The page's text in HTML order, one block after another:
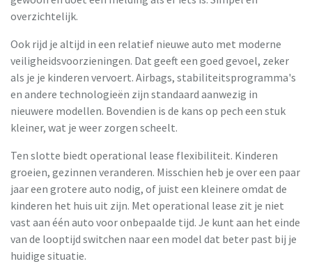
overzichtelijk.
Ook rijd je altijd in een relatief nieuwe auto met moderne
veiligheidsvoorzieningen. Dat geeft een goed gevoel, zeker
als je je kinderen vervoert. Airbags, stabiliteitsprogramma's
en andere technologieën zijn standaard aanwezig in
nieuwere modellen. Bovendien is de kans op pech een stuk
kleiner, wat je weer zorgen scheelt.
Ten slotte biedt operational lease flexibiliteit. Kinderen
groeien, gezinnen veranderen. Misschien heb je over een paar
jaar een grotere auto nodig, of juist een kleinere omdat de
kinderen het huis uit zijn. Met operational lease zit je niet
vast aan één auto voor onbepaalde tijd. Je kunt aan het einde
van de looptijd switchen naar een model dat beter past bij je
huidige situatie.